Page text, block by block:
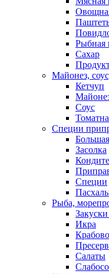
Рыбная
Сахар
Майонез,
Кетчуп
Соус
Специи
Засолка
Специи
Рыба,
Икра
Салаты